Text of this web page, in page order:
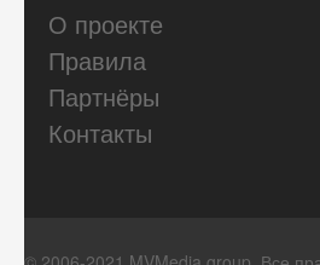
О проекте
Правила
Партнёры
Контакты